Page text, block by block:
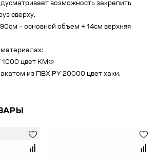
возможность закрепить
сверху.
90см – основной объем + 14см верхняя
материалах:
1000 цвет КМФ
из ПВХ PY 20000 цвет хаки.